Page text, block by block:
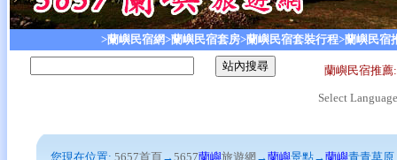
>蘭嶼民宿網>蘭嶼民宿套房>蘭嶼民宿套裝行程>蘭嶼民宿
蘭嶼民宿推
Select Language
您現在位置: 5657首頁→5657蘭嶼旅遊網 →蘭嶼景點→蘭嶼青青草原